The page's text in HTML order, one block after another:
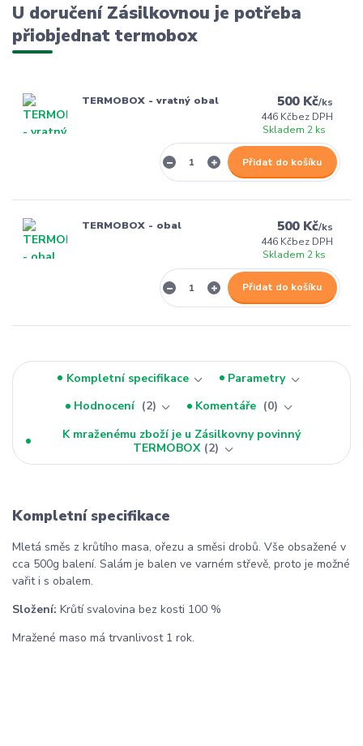
U doručení Zásilkovnou je potřeba
přiobjednat termobox
TERMOBOX - vratný obal 500 Kč/ks
446 Kčbez DPH
Skladem 2 ks
Přidat do košíku
TERMOBOX - obal 500 Kč/ks
446 Kčbez DPH
Skladem 2 ks
Přidat do košíku
Kompletní specifikace
Parametry
Hodnocení
2 Komentáře
0
K mraženému zboží je u Zásilkovny povinný
TERMOBOX 2
Kompletní specifikace
Mletá směs z krůtího masa, ořezu a směsi drobů. Vše obsažené v
cca 500g balení. Salám je balen ve varném střevě, proto je možné
vařit i s obalem.
Složení: Krůtí svalovina bez kosti 100 %
Mražené maso má trvanlivost 1 rok.